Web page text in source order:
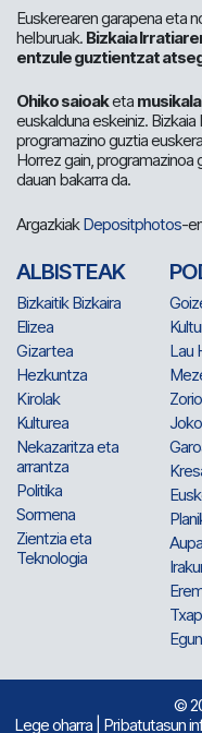
Euskerearen garapena eta
helburuak. Bizkaia
entzule guztientzat
Ohiko saioaketa
euskalduna eskeiniz.
programazino guztia
Horrez gain,
dauan bakarra da.
ArgazkiakDepositphotos-
ALBISTEAK
Bizkaitik Bizkaira
Elizea
Gizartea
Hezkuntza
Kirolak
Kulturea
Nekazaritza eta
arrantza
Politika
Sormena
Zientzia eta
Teknologia
Lau
©
Lege oharra| Pribatutasun